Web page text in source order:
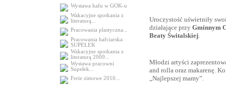
Wystawa hafu w GOK-u
Wakacyjne spotkania z
literaturą...
Pracowania plastyczna...
Pracowania hafciarska
SUPEŁEK
Wakacyjne spotkania z
literaturą 2009...
Wystawa pracowni
Supełek...
Ferie zimowe 2010...
Uroczystość uświetniły
działające przy Gminnym
Beaty Świtalskiej
Młodzi artyści
and rolla oraz makarenę.
„Najlepszej mamy”.